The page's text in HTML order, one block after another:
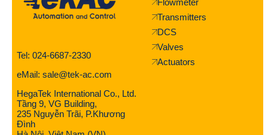
Tel: 024-6687-2330
eMail: sale@tek-ac.com
HegaTek International Co., Ltd.
Tầng 9, VG Building,
235 Nguyễn Trãi, P.Khương
Đình
Transmitters
DCS
Valves
Actuators